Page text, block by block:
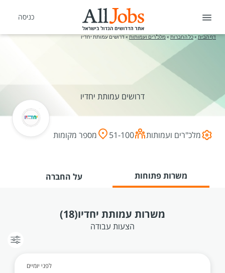
כניסה
דף הבית »כל החברות » מלכ"רים ועמותות »דרושים עמותת יחדיו
דרושים עמותת יחדיו
מלכ"רים ועמותות 51-100 מספר מקומות
משרות פתוחות על החברה
משרות עמותת יחדיו(18)
הצעות עבודה
לפני יומיים